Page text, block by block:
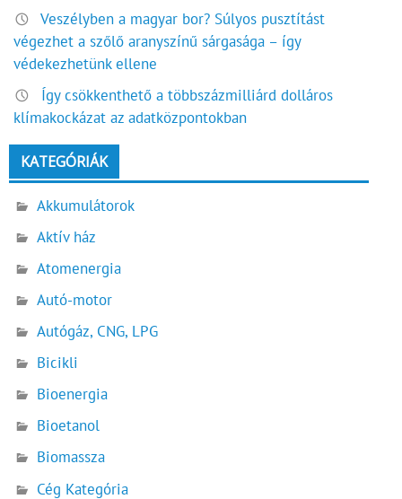
Veszélyben a magyar bor? Súlyos pusztítást
végezhet a szőlő aranyszínű sárgasága – így
védekezhetünk ellene
Így csökkenthető a többszázmilliárd dolláros
klímakockázat az adatközpontokban
KATEGÓRIÁK
Akkumulátorok
Aktív ház
Atomenergia
Autó-motor
Autógáz, CNG, LPG
Bicikli
Bioenergia
Bioetanol
Biomassza
Cég Kategória